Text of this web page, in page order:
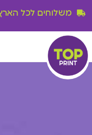
משלוחים לכל